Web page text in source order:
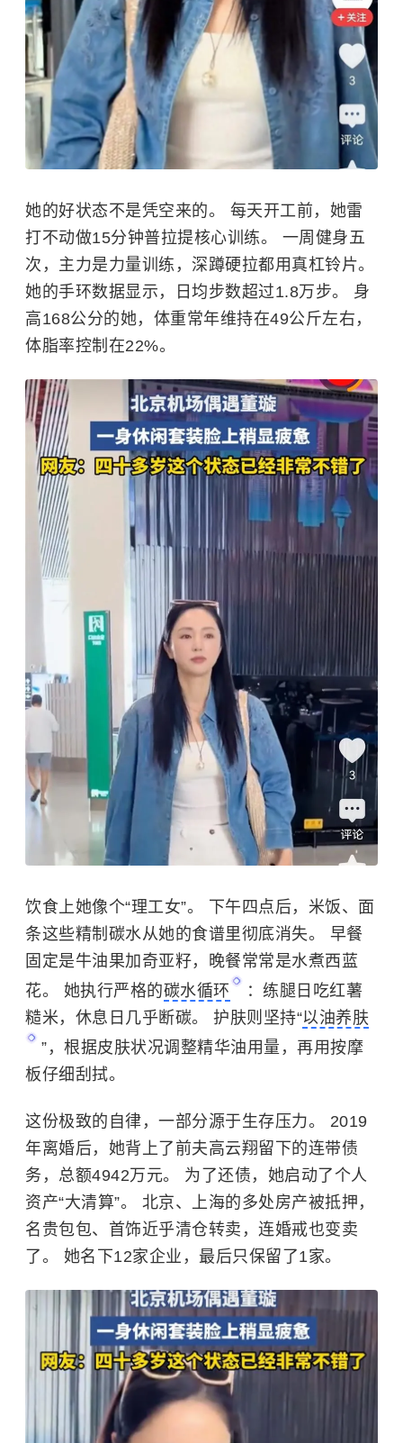
她的好状态不是凭空来的。 每天开工前，她雷
打不动做15分钟普拉提核心训练。 一周健身五
次，主力是力量训练，深蹲硬拉都用真杠铃片。
她的手环数据显示，日均步数超过1.8万步。 身
高168公分的她，体重常年维持在49公斤左右，
体脂率控制在22%。
饮食上她像个“理工女”。 下午四点后，米饭、面
条这些精制碳水从她的食谱里彻底消失。 早餐
固定是牛油果加 奇亚籽，晚餐常常是水煮西蓝
花。 她执行严格的碳水循环
：练腿日吃红薯
糙米，休息日几乎断碳。 护肤则坚持“以油养肤
”，根据皮肤状况调整精华油用量，再用按摩
板仔细刮拭。
这份极致的自律，一部分源于生存压力。 2019
年离婚后，她背上了前夫高云翔留下的连带债
务，总额4942万元。 为了还债，她启动了个人
资产“大清算”。 北京、上海的多处房产被抵押，
名贵包包、首饰近乎清仓转卖，连婚戒也变卖
了。 她名下12家企业，最后只保留了1家。